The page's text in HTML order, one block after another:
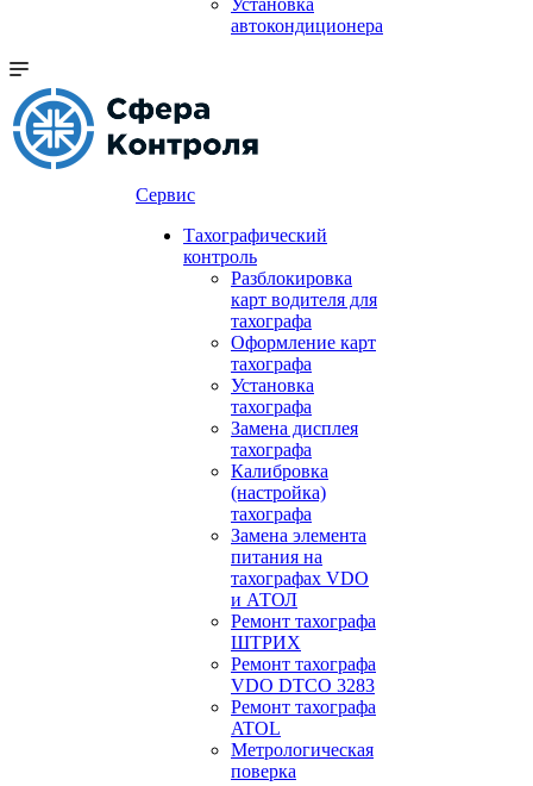
Установка
автокондиционера
Сервис
Тахографический
контроль
Разблокировка
карт водителя для
тахографа
Оформление карт
тахографа
Установка
тахографа
Замена дисплея
тахографа
Калибровка
(настройка)
тахографа
Замена элемента
питания на
тахографах VDO
и АТОЛ
Ремонт тахографа
ШТРИХ
Ремонт тахографа
VDO DTCO 3283
Ремонт тахографа
ATOL
Метрологическая
поверка